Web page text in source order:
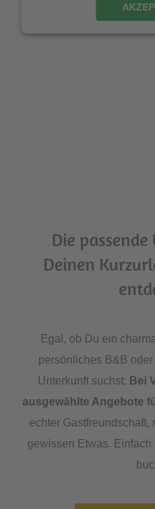
Die
Deinen
Egal, ob Du ein
persönliches B&B
Unterkunft suchst: Bei
ausgewählte Angebote
echter
gewissen Etwas.